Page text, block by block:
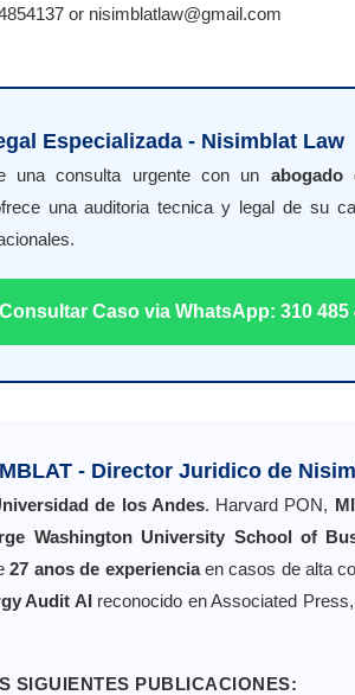
or nisimblatlaw@gmail.com
Especializada - Nisimblat Law
una consulta urgente con un abogado
una auditoria tecnica y legal de su
Consultar Caso via WhatsApp: 310 485
- Director Juridico de
de los Andes. Harvard PON,
Washington University School of
27 anos de experienciaen casos de alta
Audit AIreconocido en Associated
SIGUIENTES PUBLICACIONES: